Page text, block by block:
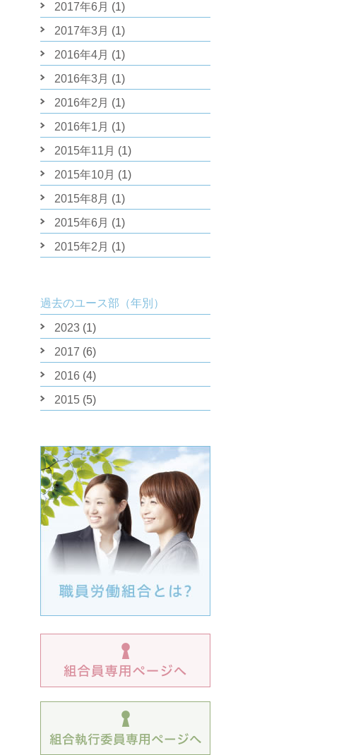
2017年6月 (1)
2017年3月 (1)
2016年4月 (1)
2016年3月 (1)
2016年2月 (1)
2016年1月 (1)
2015年11月 (1)
2015年10月 (1)
2015年8月 (1)
2015年6月 (1)
2015年2月 (1)
過去のユース部（年別）
2023 (1)
2017 (6)
2016 (4)
2015 (5)